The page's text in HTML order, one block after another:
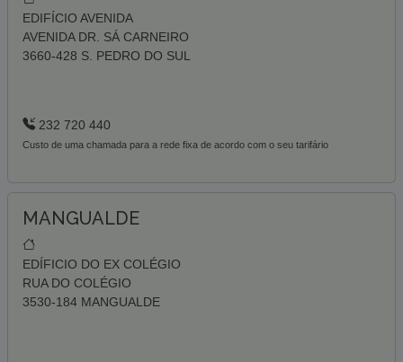
EDIFÍCIO AVENIDA
AVENIDA DR. SÁ CARNEIRO
3660-428 S. PEDRO DO SUL
232 720 440
Custo de uma chamada para a rede fixa de acordo com o seu tarifário
MANGUALDE
EDÍFICIO DO EX COLÉGIO
RUA DO COLÉGIO
3530-184 MANGUALDE